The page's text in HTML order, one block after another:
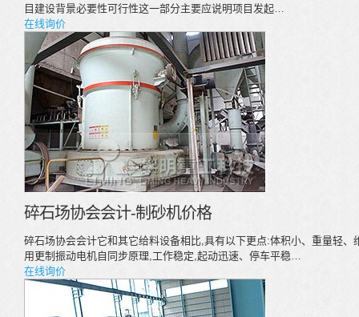
目建设背景必要性可行性这一部分主要应说明项目发起…
在线询价
碎石场协会会计-制砂机价格
碎石场协会会计它和其它给料设备相比,具有以下更点:体积小、重量轻
用更制振动电机自同步原理,工作稳定,起动迅速、停车平稳…
在线询价